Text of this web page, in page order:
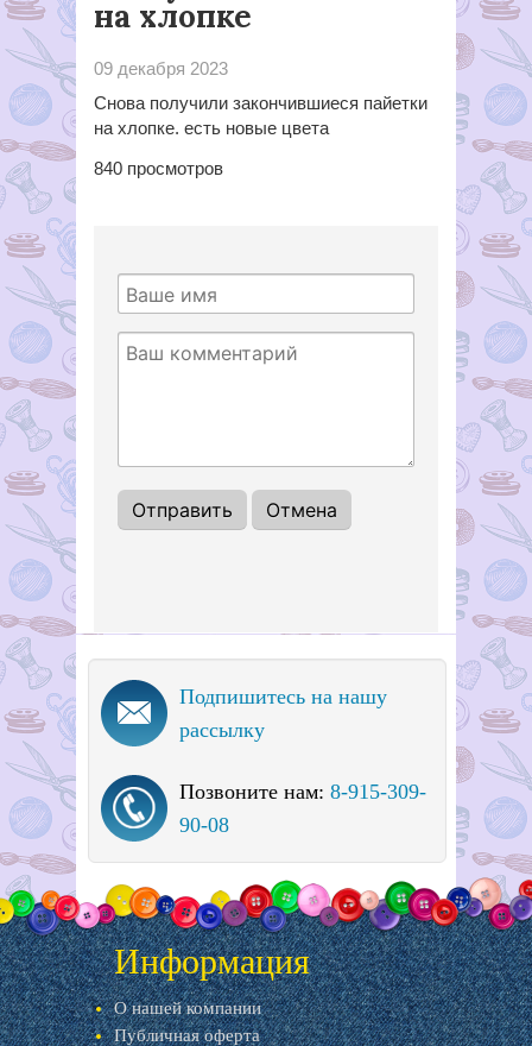
на хлопке
09 декабря 2023
Снова получили закончившиеся пайетки
на хлопке. есть новые цвета
840 просмотров
Подпишитесь на нашу
рассылку
Позвоните нам: 8-915-309-
90-08
Информация
О нашей компании
Публичная оферта